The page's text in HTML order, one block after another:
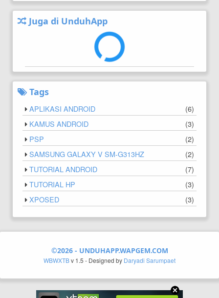
Juga di UnduhApp
Tags
APLIKASI ANDROID (6)
KAMUS ANDROID
(3)
PSP
(2)
SAMSUNG GALAXY V SM-G313HZ
(2)
TUTORIAL ANDROID
(7)
TUTORIAL HP
(3)
XPOSED
(3)
©2026 - UNDUHAPP.WAPGEM.COM
WBWXTBv 1.5 - Designed by Daryadi Sarumpaet